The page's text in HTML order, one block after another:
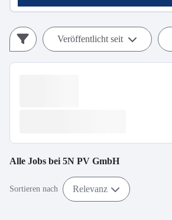
Veröffentlicht seit
Alle Jobs bei 5N PV GmbH
Sortieren nach Relevanz